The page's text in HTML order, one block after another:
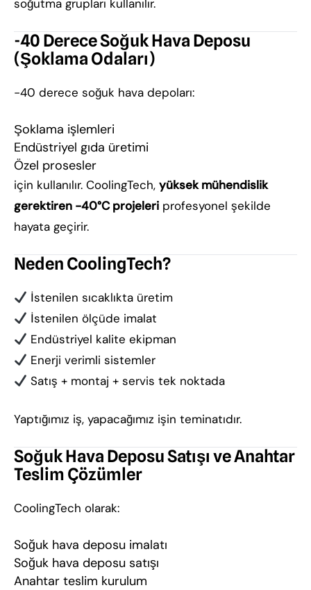
soğutma grupları kullanılır.
-40 Derece Soğuk Hava Deposu
(Şoklama Odaları)
-40 derece soğuk hava depoları:
Şoklama işlemleri
Endüstriyel gıda üretimi
Özel prosesler
için kullanılır. CoolingTech, yüksek mühendislik
gerektiren -40°C projeleri profesyonel şekilde
hayata geçirir.
Neden CoolingTech?
İstenilen sıcaklıkta üretim
İstenilen ölçüde imalat
Endüstriyel kalite ekipman
Enerji verimli sistemler
Satış + montaj + servis tek noktada
Yaptığımız iş, yapacağımız işin teminatıdır.
Soğuk Hava Deposu Satışı ve Anahtar
Teslim Çözümler
CoolingTech olarak:
Soğuk hava deposu imalatı
Soğuk hava deposu satışı
Anahtar teslim kurulum